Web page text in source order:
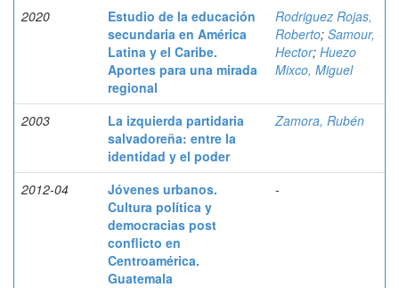
2020
Estudio de la educación
secundaria en América
Latina y el Caribe.
Aportes para una mirada
regional
Rodriguez Rojas,
Roberto; Samour,
Hector; Huezo
Mixco, Miguel
2003
La izquierda partidaria
salvadoreña: entre la
identidad y el poder
Zamora, Rubén
2012-04
Jóvenes urbanos.
Cultura política y
democracias post
conflicto en
Centroamérica.
Guatemala
-